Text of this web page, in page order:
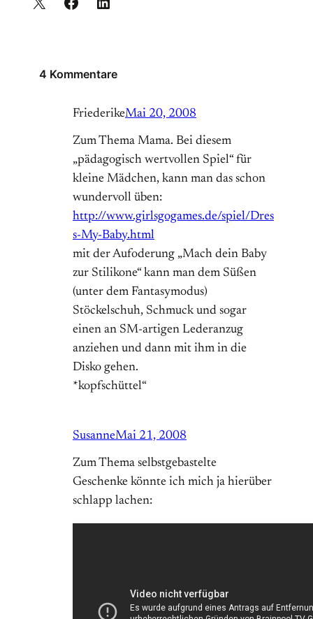
4 Kommentare
FriederikeMai 20, 2008
Zum Thema Mama. Bei diesem
„pädagogisch wertvollen Spiel“ für
kleine Mädchen, kann man das schon
wundervoll üben:
http://www.girlsgogames.de/spiel/Dres
s-My-Baby.html
mit der Aufoderung „Mach dein Baby
zur Stilikone“ kann man dem Süßen
(unter dem Fantasymodus)
Stöckelschuh, Schmuck und sogar
einen an SM-artigen Lederanzug
anziehen und dann mit ihm in die
Disko gehen.
*kopfschüttel“
SusanneMai 21, 2008
Zum Thema selbstgebastelte
Geschenke könnte ich mich ja hierüber
schlapp lachen: